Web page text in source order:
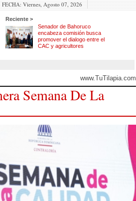
FECHA: Viernes, Agosto 07, 2026
Reciente >
Senador de Bahoruco
encabeza comisión busca
promover el dialogo entre el
CAC y agricultores
www.TuTilapia.com
Semana De La